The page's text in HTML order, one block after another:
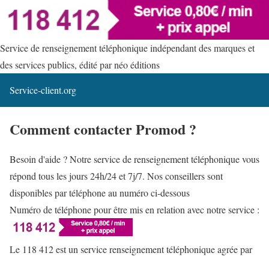
Service de renseignement téléphonique indépendant des marques et
des services publics, édité par néo éditions
Service-client.org
Comment contacter Promod ?
Besoin d'aide ? Notre service de renseignement téléphonique vous
répond tous les jours 24h/24 et 7j/7. Nos conseillers sont
disponibles par téléphone au numéro ci-dessous
Numéro de téléphone pour être mis en relation avec notre service :
Le 118 412 est un service renseignement téléphonique agrée par